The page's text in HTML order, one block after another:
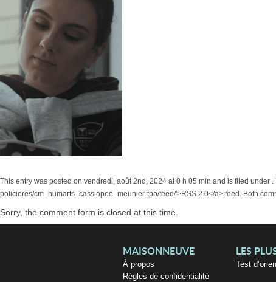
This entry was posted on vendredi, août 2nd, 2024 at 0 h 05 min and is filed
policieres/cm_humarts_cassiopee_meunier-tpo/feed/'>RSS 2.0</a> feed. Both
Sorry, the comment form is closed at this time.
MAISONNEUVE
À propos
Règles de confidentialité
LES
Test